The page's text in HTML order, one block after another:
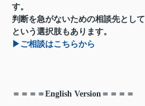
す。
判断を急がないための相談先とし
という選択肢もあります。
▶ご相談はこちらから
＝＝＝＝English Version＝＝＝＝